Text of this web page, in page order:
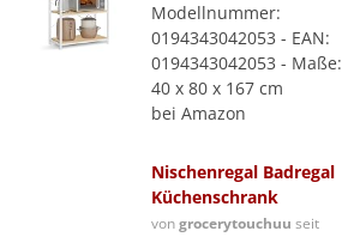
Modellnummer:
0194343042053 - EAN:
0194343042053 - Maße:
40 x 80 x 167 cm
bei Amazon
Nischenregal Badregal
Küchenschrank
vongrocerytouchuu seit